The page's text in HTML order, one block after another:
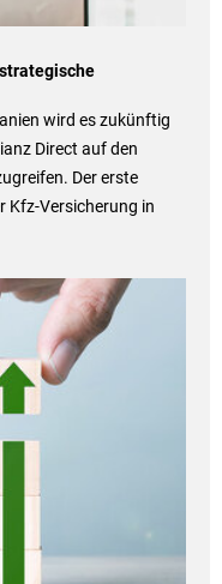
wird es zukünftig
Direct auf den
Der erste
Kfz-Versicherung in